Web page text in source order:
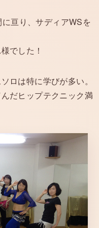
亘り、サディアWSを
でした！
ロは特に学びが多い。
だヒップテクニック満